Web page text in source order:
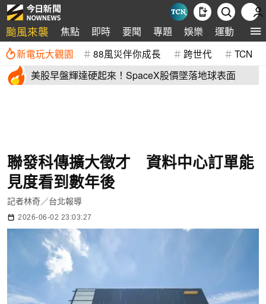
颱風來襲 焦點 即時 要聞 專題 娛樂 運動 全球
新電玩大觀園 88風災伴你成長 跨世代 TCN
美股早盤輝達硬起來！SpaceX股價墜落地球表面
聯發科傳擴大徵才 資料中心訂單能
見度看到數年後
記者林奇／台北報導
2026-06-02 23:03:27